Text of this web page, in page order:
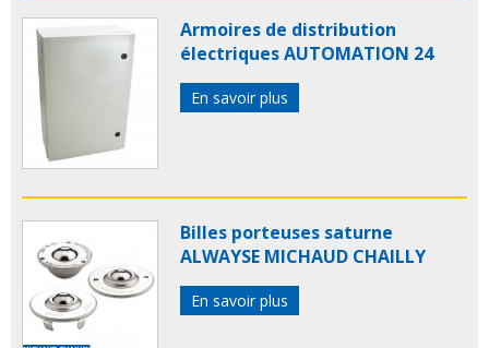
Armoires de distribution
électriques AUTOMATION 24
En savoir plus
Billes porteuses saturne
ALWAYSE MICHAUD CHAILLY
En savoir plus